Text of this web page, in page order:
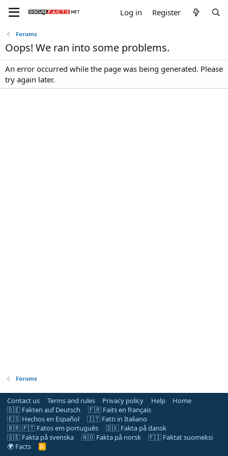
Log in Register
Forums
Oops! We ran into some problems.
An error occurred while the page was being generated. Please
try again later.
Forums
Contact us Terms and rules Privacy policy Help
Home
🇩🇪 Fakten auf Deutsch
🇫🇷 Faits en français
🇪🇸 Hechos en Español
🇮🇹 Fatti in Italiano
🇧🇷 🇵🇹 Fatos em português
🇩🇰 Fakta på dansk
🇸🇪 Fakta på svenska
🇳🇴 Fakta på norsk
🇫🇮 Faktat suomeksi
🌍 Facts
R